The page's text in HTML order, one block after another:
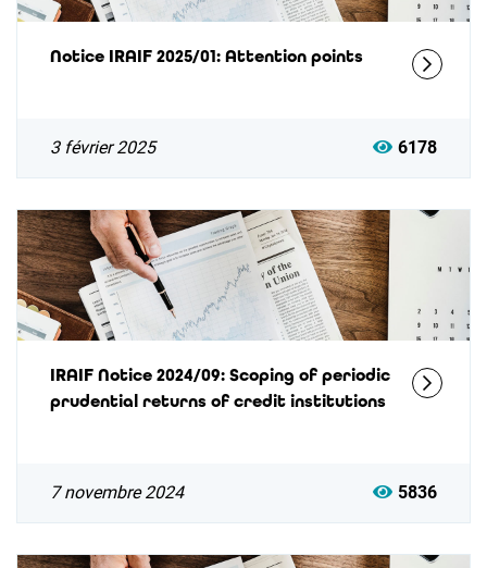
Notice IRAIF 2025/01: Attention points
3 février 2025 6178
IRAIF Notice 2024/09: Scoping of periodic
prudential returns of credit institutions
7 novembre 2024 5836